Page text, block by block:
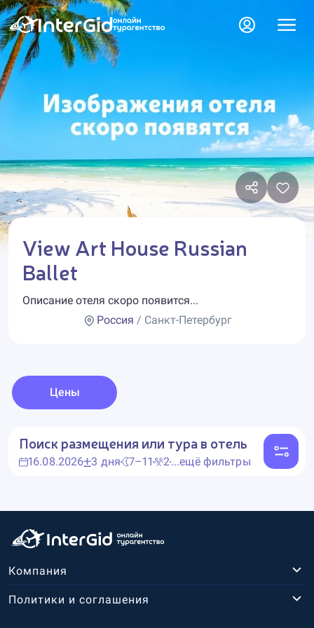
View Art House Russian
Ballet
Описание отеля скоро появится...
Россия / Санкт-Петербург
Цены
Поиск размещения или тура в отель
16.08.2026 3 дня 7–11 2...ещё фильтры
Компания
Политики и соглашения